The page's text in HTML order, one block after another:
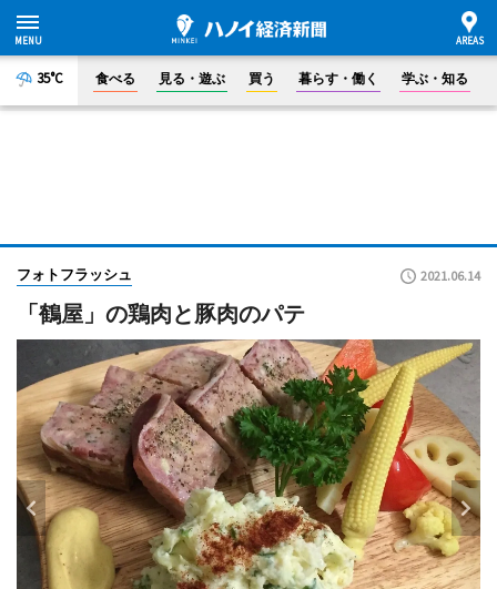
35°C 食べる 見る・遊ぶ 買う 暮らす・働く 学ぶ・知る
フォトフラッシュ 2021.06.14
「鶴屋」の鶏肉と豚肉のパテ